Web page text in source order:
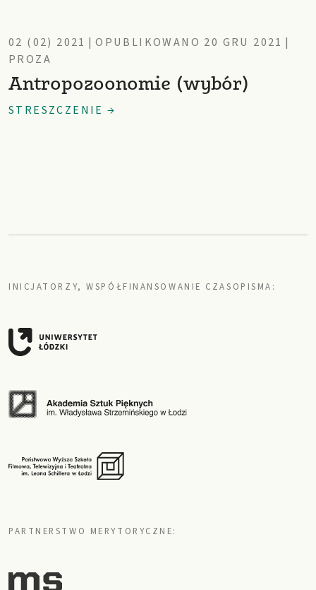
02 (02) 2021 | OPUBLIKOWANO 20 GRU 2021 |
PROZA
Antropozoonomie (wybór)
STRESZCZENIE →
INICJATORZY, WSPÓŁFINANSOWANIE CZASOPISMA:
PARTNERSTWO MERYTORYCZNE: